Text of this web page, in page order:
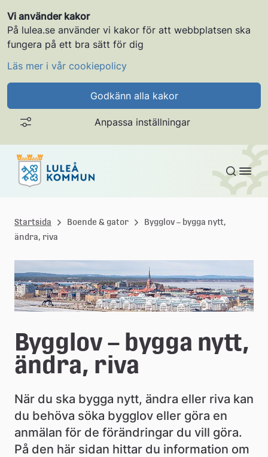
Vi använder kakor
På lulea.se använder vi kakor för att webbplatsen ska
fungera på ett bra sätt för dig
Läs mer i vår cookiepolicy
Godkänn alla kakor
Anpassa inställningar
Gå till innehållet
u
l
e
å
k
o
m
u
n
Startsida Boende & gator
Bygglov – bygga nytt,
ändra, riva
Bygglov – bygga nytt,
ändra, riva
När du ska bygga nytt, ändra eller riva kan
du behöva söka bygglov eller göra en
anmälan för de förändringar du vill göra.
På den här sidan hittar du information om